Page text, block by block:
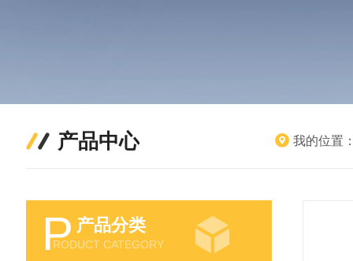
产品中心 我的位置
P 产品分类
RODUCT CATEGORY